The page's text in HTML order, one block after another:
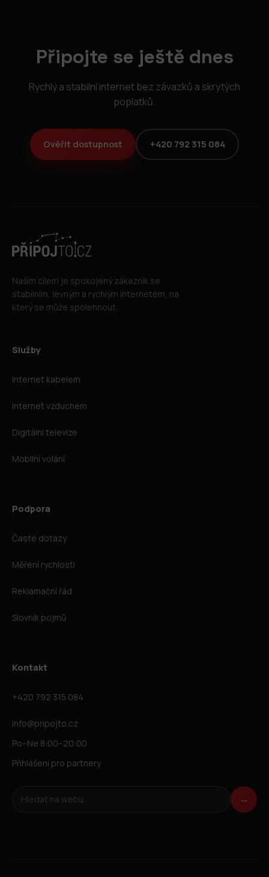
Připojte se ještě dnes
Rychlý a stabilní internet bez závazků a skrytých
poplatků.
Ověřit dostupnost +420 792 315 084
Naším cílem je spokojený zákazník se
stabilním, levným a rychlým internetem, na
který se může spolehnout.
Služby
Internet kabelem
Internet vzduchem
Digitální televize
Mobilní volání
Podpora
Časté dotazy
Měření rychlosti
Reklamační řád
Slovník pojmů
Kontakt
+420 792 315 084
info@pripojto.cz
Po–Ne 8:00–20:00
Přihlášení pro partnery
Hledat na webu →